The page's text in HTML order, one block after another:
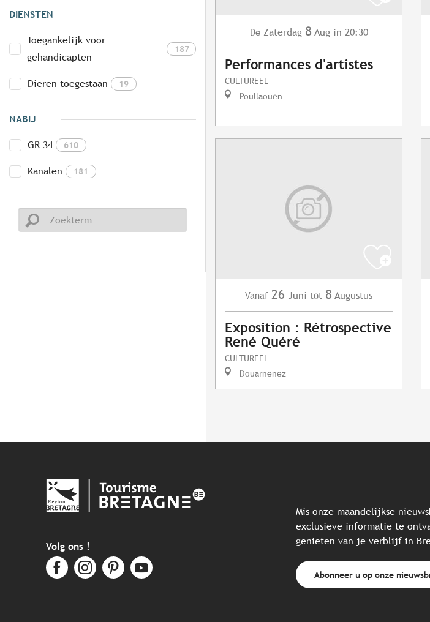
DIENSTEN
Toegankelijk voor
gehandicapten
187
Dieren toegestaan 19
NABIJ
GR 34 610
Kanalen 181
De Zaterdag 8 Aug in 20:30
Performances d'artistes
CULTUREEL
Poullaouen
Vanaf 26 Juni tot 8 Augustus
Exposition : Rétrospective
René Quéré
CULTUREEL
Douarnenez
Volg ons !
Mis onze maandelijkse
exclusieve informatie te
genieten van je verblijf in
Abonneer u op onze